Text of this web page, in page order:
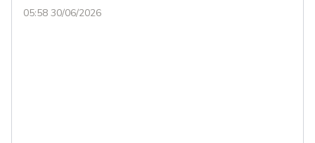
05:58 30/06/2026